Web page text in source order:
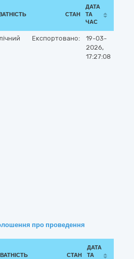
СТАН
ДАТА
ТА
ЧАС
Експортовано:
19-03-
2026,
17:27:08
про проведення
СТАН
ДАТА
ТА